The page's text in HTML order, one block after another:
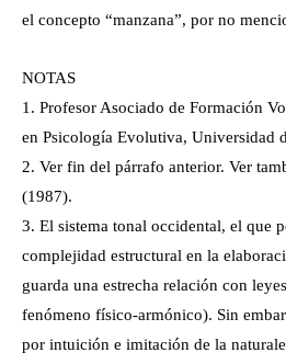
el concepto “manzana”, por no
NOTAS
1. Profesor Asociado de Formación
en Psicología Evolutiva, Universidad
2. Ver fin del párrafo anterior. Ver
(1987).
3. El sistema tonal occidental, el que
complejidad estructural en la
guarda una estrecha relación con
fenómeno físico-armónico). Sin
por intuición e imitación de la